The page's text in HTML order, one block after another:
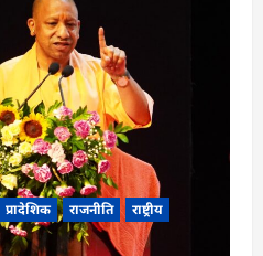
प्रादेशिक राजनीति
राष्ट्रीय